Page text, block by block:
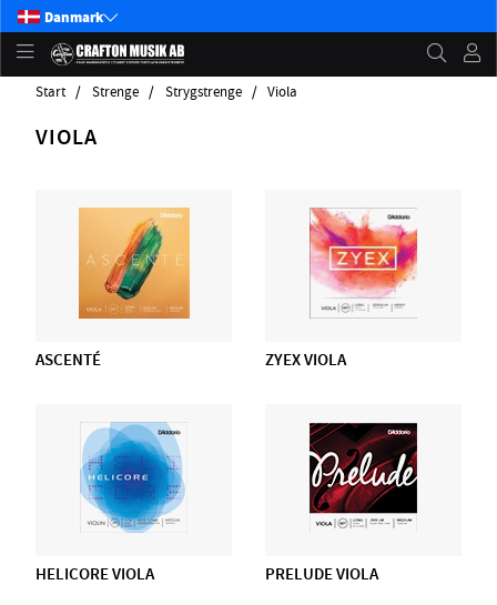
Danmark
Start Strenge Strygstrenge Viola
VIOLA
ASCENTÉ ZYEX VIOLA
HELICORE VIOLA PRELUDE VIOLA